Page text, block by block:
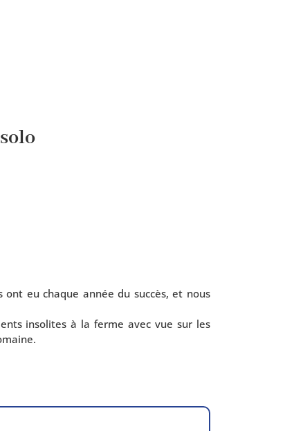
eu chaque année du suc­cès, et nous
inso­lites à la ferme avec vue sur les